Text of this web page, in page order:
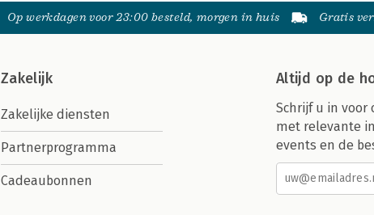
Op werkdagen voor 23:00 besteld, morgen in huis Gratis
Zakelijk
Zakelijke diensten
Partnerprogramma
Cadeaubonnen
Altijd op de
Schrijf u in voor
met relevante
events en de